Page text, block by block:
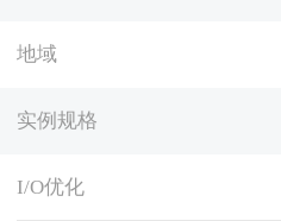
地域
实例规格
I/O优化